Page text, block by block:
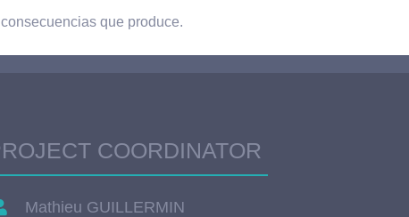
que produce.
COORDINATOR
Mathieu GUILLERMIN